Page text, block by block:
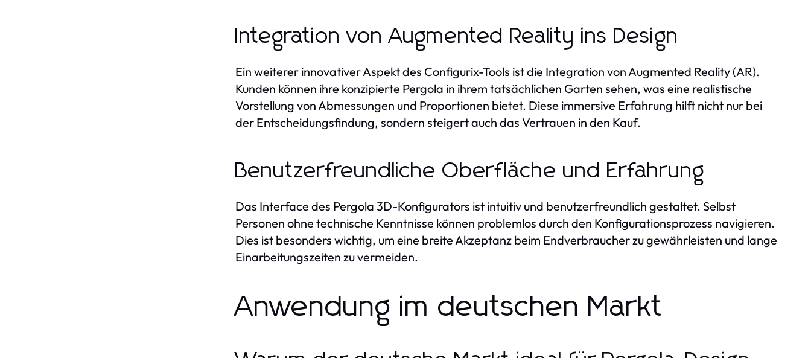
Integration von Augmented Reality ins Design
Ein weiterer innovativer Aspekt des Configurix-Tools ist die Integration von Augmented Reality (AR).
Kunden können ihre konzipierte Pergola in ihrem tatsächlichen Garten sehen, was eine realistische
Vorstellung von Abmessungen und Proportionen bietet. Diese immersive Erfahrung hilft nicht nur bei
der Entscheidungsfindung, sondern steigert auch das Vertrauen in den Kauf.
Benutzerfreundliche Oberfläche und Erfahrung
Das Interface des Pergola 3D-Konfigurators ist intuitiv und benutzerfreundlich gestaltet. Selbst
Personen ohne technische Kenntnisse können problemlos durch den Konfigurationsprozess navigieren.
Dies ist besonders wichtig, um eine breite Akzeptanz beim Endverbraucher zu gewährleisten und lange
Einarbeitungszeiten zu vermeiden.
Anwendung im deutschen Markt